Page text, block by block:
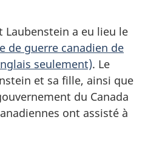
Laubenstein a eu lieu le
de guerre canadien de
seulement). Le
et sa fille, ainsi que
du Canada
ont assisté à